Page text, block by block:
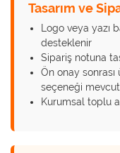
Tasarım ve
Logo veya yazı
desteklenir
Sipariş notuna
Ön onay
seçeneği
Kurumsal toplu